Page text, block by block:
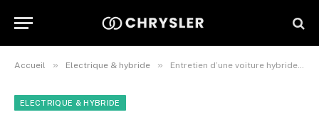
Accueil » Electrique & hybride » Entretien d’une voiture hybride : guide pour débutants
ELECTRIQUE & HYBRIDE